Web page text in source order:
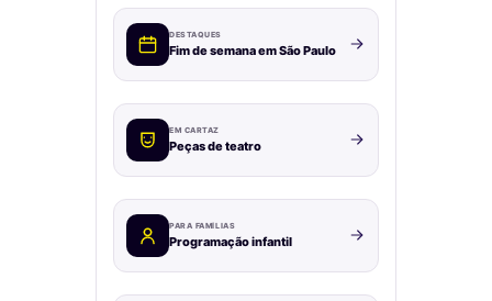
DESTAQUES
Fim de semana em São Paulo
EM CARTAZ
Peças de teatro
PARA FAMÍLIAS
Programação infantil